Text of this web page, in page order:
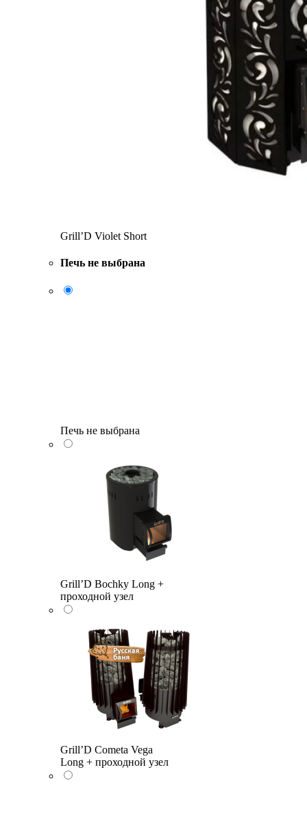
Grill’D Violet Short
Печь не выбрана
Печь не выбрана
Grill’D Bochky Long +
проходной узел
Grill’D Cometa Vega
Long + проходной узел